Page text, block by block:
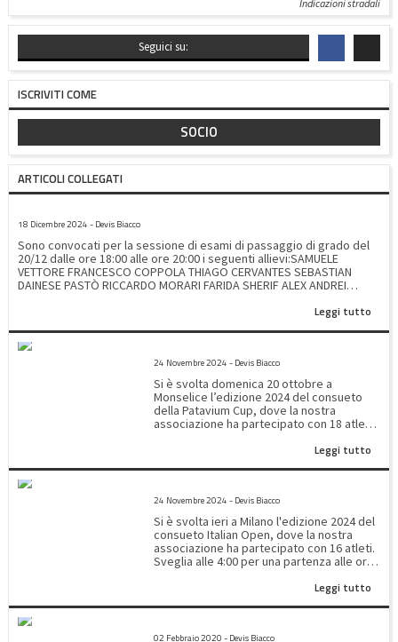
Indicazioni stradali
Seguici su:
ISCRIVITI COME
SOCIO
ARTICOLI COLLEGATI
18 Dicembre 2024 - Devis Biacco
Sono convocati per la sessione di esami di passaggio di grado del
20/12 dalle ore 18:00 alle ore 20:00 i seguenti allievi:SAMUELE
VETTORE FRANCESCO COPPOLA THIAGO CERVANTES SEBASTIAN
DAINESE PASTÒ RICCARDO MORARI FARIDA SHERIF ALEX ANDREI
SAQIB YASEEN SHERIF MATTIA RAFFAGNATO HAREEM SAQIB DMYTRO
BUCIUSCAN LEONARDO VLAD MATTIA DI FRANCO SOFIA
BOUZAIANE YASSER BOUCHRA SOFIA PETTENELLO MATTIA
GRAMIGNAN CARLOS BARILE
Leggi tutto
24 Novembre 2024 - Devis Biacco
Si è svolta domenica 20 ottobre a
Monselice l’edizione 2024 del consueto
della Patavium Cup, dove la nostra
associazione ha partecipato con 18 atleti.
precisione:BOSCARI CARLOTTA ORO -
SENIOR F 18+ COMB BIANCHE
-58+58KG GUARIENTO ALBERTO ORO -
SENIOR M 18+ COMB BIANCHE-VERDI
+75KG DE FRANCESCHI SOFIA ORO -
SENIOR F 18+ COMB GIALLE-BLU
-52KG SERBANOIU SERENA ARGENTO -
60KG SERBANOIU SERENA ARGENTO -
ALBERTO ARGENTO - SENIOR M 18+
Leggi tutto
24 Novembre 2024 - Devis Biacco
Si è svolta ieri a Milano l'edizione 2024 del
consueto Italian Open, dove la nostra
associazione ha partecipato con 16 atleti.
Sveglia alle 4:00 per una partenza alle ore
assieme in Autobus. Dopo la registrazione
Leggi tutto
02 Febbraio 2020 - Devis Biacco